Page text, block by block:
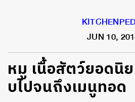
JUN 10,
หมู เนื้อสัตว์ยอดนิ
บไปจนถึงเมนูทอด